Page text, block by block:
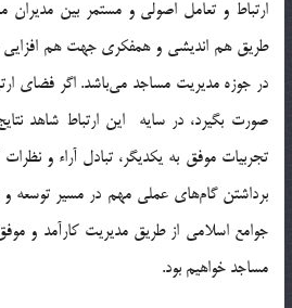
ارتباط و تعامل اصولي و مستمر بين
طريق هم انديشي و همفكري جهت هم
در جوزه مديريت مساجد مي‌باشد. اگر فضاي
صورت بگيرد، در سايه اين ارتباط شاهد
تجربيات موفق به يكديگر، تبادل آراء و
برداشتن گام‌هاي عملي مهم در مسير توسعه و
جوامع اسلامي از طريق مديريت كارآمد و
مساجد خواهيم بود.